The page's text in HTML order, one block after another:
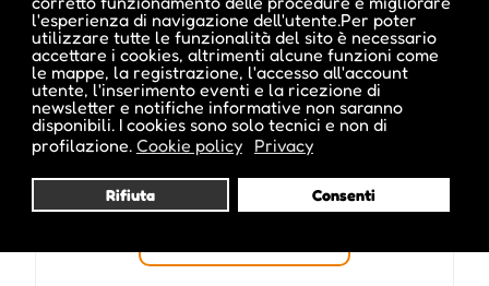
l'esperienza di navigazione dell'utente.Per poter
utilizzare tutte le funzionalità del sito è necessario
accettare i cookies, altrimenti alcune funzioni come
le mappe, la registrazione, l'accesso all'account
utente, l'inserimento eventi e la ricezione di
newsletter e notifiche informative non saranno
disponibili. I cookies sono solo tecnici e non di
profilazione. Cookie policy Privacy
Rifiuta Consenti